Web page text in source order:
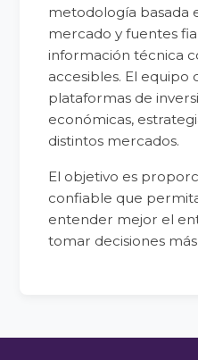
metodología basada
mercado y fuentes
información técnica
accesibles. El
plataformas de
económicas,
distintos mercados.
El objetivo es
confiable que
entender mejor el
tomar decisiones